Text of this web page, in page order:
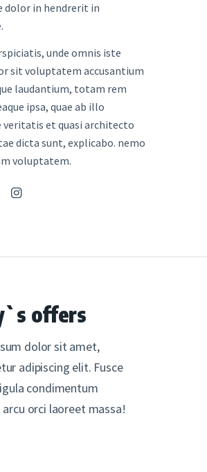
dolor in hendrerit in
unde omnis iste
sit voluptatem accusantium
laudantium, totam rem
ipsa, quae ab illo
veritatis et quasi architecto
dicta sunt, explicabo. nemo
voluptatem.
offers
dolor sit amet,
adipiscing elit. Fusce
condimentum
orci laoreet massa!